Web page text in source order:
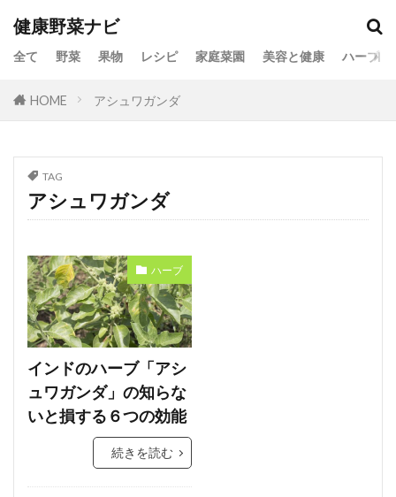
健康野菜ナビ
全て 野菜 果物 レシピ 家庭菜園 美容と健康 ハーブ
HOME アシュワガンダ
TAG
アシュワガンダ
ハーブ
インドのハーブ「アシ
ュワガンダ」の知らな
いと損する６つの効能
続きを読む